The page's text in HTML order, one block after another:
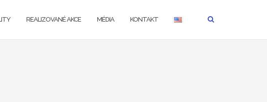
REALIZOVANÉ AKCE MÉDIA KONTAKT